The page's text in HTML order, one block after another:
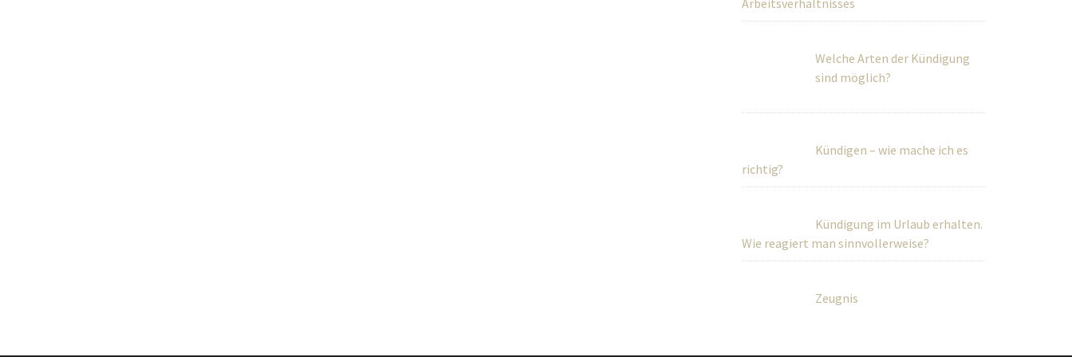
Arbeitsverhältnisses
Welche Arten der Kündigung
sind möglich?
Wie reagiert man sinnvollerweise?